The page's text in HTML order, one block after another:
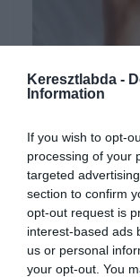
Keresztlabda -
Information
If you wish to opt-
processing of your
targeted
section to confirm
opt-out request is
interest-based ads
us or personal
your opt-out. You